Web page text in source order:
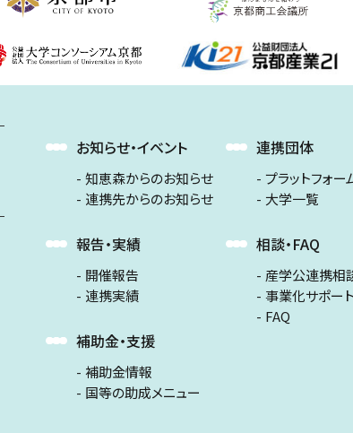
お知らせ・イベント
知恵森からのお知らせ
連携先からのお知らせ
報告・実績
開催報告
連携実績
補助金・支援
補助金情報
国等の助成メニュー
連携団体
プラットフォ
大学一覧
相談・FAQ
産学公連携相
事業化サポー
FAQ